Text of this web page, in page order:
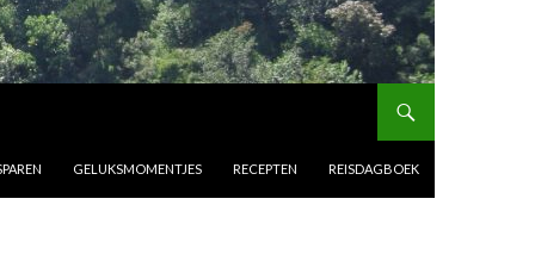
GELUKSMOMENTJES RECEPTEN REISDAGBOEK